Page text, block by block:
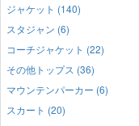
ジャケット (140)
スタジャン (6)
コーチジャケット (22)
その他トップス (36)
マウンテンパーカー (6)
スカート (20)